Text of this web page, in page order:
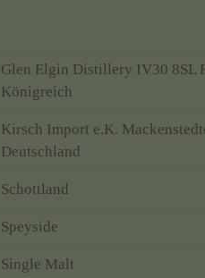
Glen Elgin Distillery IV30 8SL
Königreich
Kirsch Import e.K.
Deutschland
Schottland
Speyside
Single Malt